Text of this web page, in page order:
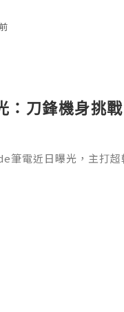
資歷、療程、手術風
。
刀鋒機身挑
電近日曝光，主打超
新品也適合搭配PG電
解，ThinkBook